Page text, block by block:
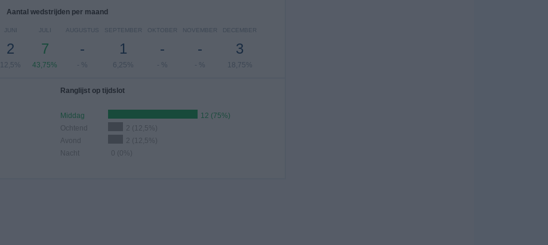
Aantal wedstrijden per maand
JUNI
2
12,5%
JULI
7
43,75%
AUGUSTUS
-
- %
SEPTEMBER
1
6,25%
OKTOBER
-
- %
NOVEMBER
-
- %
DECEMBER
3
18,75%
Ranglijst op tijdslot
Middag
12 (75%)
Ochtend
2 (12,5%)
Avond
2 (12,5%)
Nacht
0 (0%)